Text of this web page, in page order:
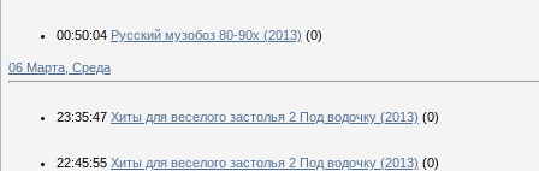
00:50:04 Русский музобоз 80-90х (2013) (0)
06 Марта, Среда
23:35:47 Хиты для веселого застолья 2 Под водочку (2013) (0)
22:45:55 Хиты для веселого застолья 2 Под водочку (2013) (0)